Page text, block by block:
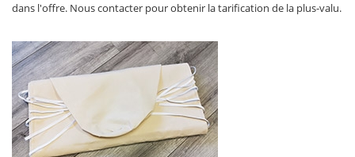
dans l'offre. Nous contacter pour obtenir la tarification de la plus-valu.